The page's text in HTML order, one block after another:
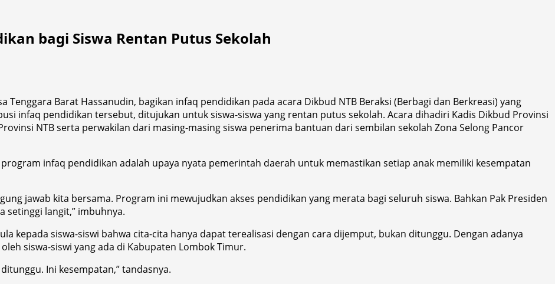
bagi Siswa Rentan Putus Sekolah
Tenggara Barat Hassanudin, bagikan infaq pendidikan pada acara Dikbud NTB Beraksi (Berbagi dan Berkreasi) yang
infaq pendidikan tersebut, ditujukan untuk siswa-siswa yang rentan putus sekolah. Acara dihadiri Kadis Dikbud Provinsi
NTB serta perwakilan dari masing-masing siswa penerima bantuan dari sembilan sekolah Zona Selong Pancor
infaq pendidikan adalah upaya nyata pemerintah daerah untuk memastikan setiap anak memiliki kesempatan
jawab kita bersama. Program ini mewujudkan akses pendidikan yang merata bagi seluruh siswa. Bahkan Pak Presiden
setinggi langit,” imbuhnya.
kepada siswa-siswi bahwa cita-cita hanya dapat terealisasi dengan cara dijemput, bukan ditunggu. Dengan adanya
siswa-siswi yang ada di Kabupaten Lombok Timur.
Ini kesempatan,” tandasnya.